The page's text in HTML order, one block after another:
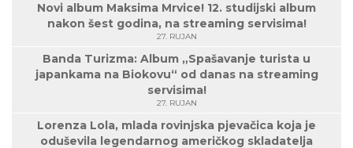
Novi album Maksima Mrvice! 12. studijski album
nakon šest godina, na streaming servisima!
27. RUJAN
Banda Turizma: Album „Spašavanje turista u
japankama na Biokovu“ od danas na streaming
servisima!
27. RUJAN
Lorenza Lola, mlada rovinjska pjevačica koja je
oduševila legendarnog američkog skladatelja